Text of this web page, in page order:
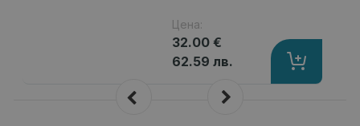
Цена:
32.00 €
62.59 лв.